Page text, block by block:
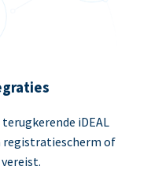
iDEAL
registratiescherm of